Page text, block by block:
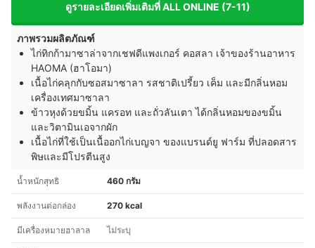
ดูรายละเอียดเพิ่มเติมที่ ALL ONLINE (7-11)
ภาพรวมผลิตภัณฑ์
ไก่ทิกก้ามาซาล่าจากเชฟดีแพงเกอร์ คอสลา เจ้าของร้านอาหาร
HAOMA (ฮาโอมา)
เนื้อไก่คลุกกับซอสมาซาลา รสชาติเปรี้ยว เค็ม และมีกลิ่นหอม
เครื่องเทศมาซาลา
ข้าวหุงด้วยขมิ้น แครอท และถั่วลันเตา ได้กลิ่นหอมของขมิ้น
และวิตามินเอจากผัก
เนื้อไก่ที่ใช้เป็นเนื้ออกไก่เบญจา ของแบรนด์ยู ฟาร์ม ที่ปลอดสาร
พิษและมีโปรตีนสูง
น้ำหนักสุทธิ 460 กรัม
พลังงานต่อกล่อง 270 kcal
มีเครื่องหมายฮาลาล ไม่ระบุ